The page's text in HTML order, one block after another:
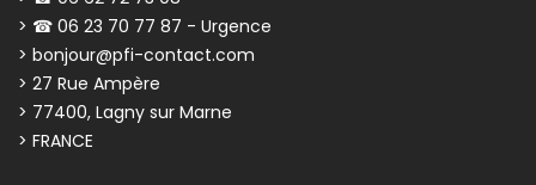
> ☎ 06 23 70 77 87 - Urgence
> bonjour@pfi-contact.com
> 27 Rue Ampère
> 77400, Lagny sur Marne
> FRANCE